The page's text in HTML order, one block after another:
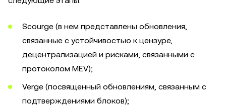
Scourge (в нем представлены обновления,
связанные с устойчивостью к цензуре,
децентрализацией и рисками, связанными с
протоколом MEV);
Verge (посвященный обновлениям, связанным с
подтверждениями блоков);